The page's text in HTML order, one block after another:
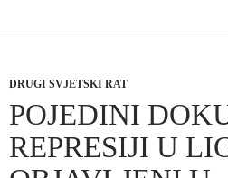
DRUGI SVJETSKI RAT
POJEDINI
REPRESIJI U